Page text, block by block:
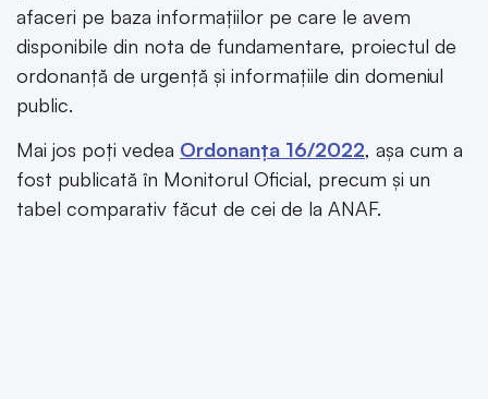
afaceri pe baza informațiilor pe care le avem
disponibile din nota de fundamentare, proiectul de
ordonanță de urgență și informațiile din domeniul
public.
Mai jos poți vedea Ordonanța 16/2022, așa cum a
fost publicată în Monitorul Oficial, precum și un
tabel comparativ făcut de cei de la ANAF.